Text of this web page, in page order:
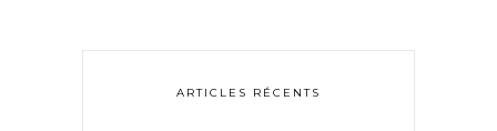
ARTICLES RÉCENTS